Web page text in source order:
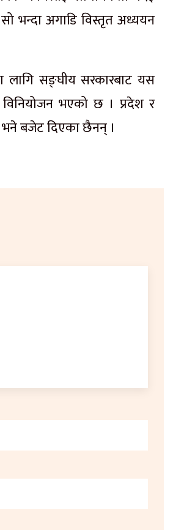
भन्दा अगाडि विस्तृत अध्ययन
लागि सङ्घीय सरकारबाट यस
विनियोजन भएको छ । प्रदेश र
बजेट दिएका छैनन् ।